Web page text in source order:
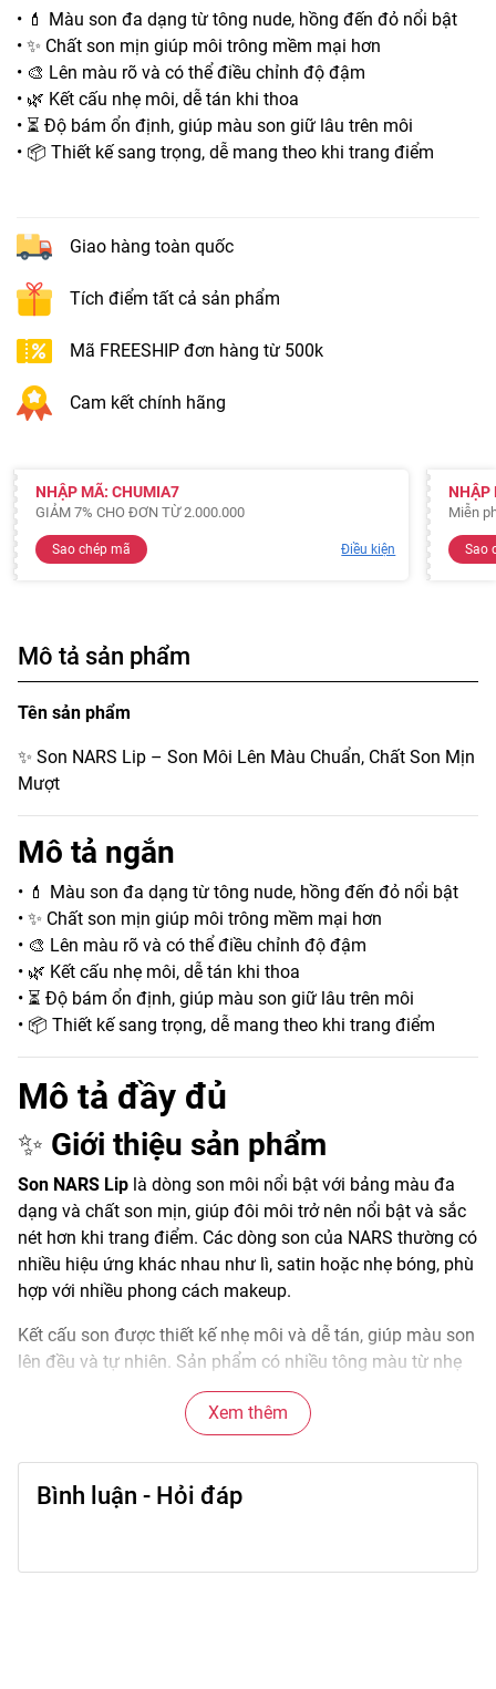
• 💄 Màu son đa dạng từ tông nude, hồng đến đỏ nổi bật
• ✨ Chất son mịn giúp môi trông mềm mại hơn
• 🎨 Lên màu rõ và có thể điều chỉnh độ đậm
• 🌿 Kết cấu nhẹ môi, dễ tán khi thoa
• ⏳ Độ bám ổn định, giúp màu son giữ lâu trên môi
• 📦 Thiết kế sang trọng, dễ mang theo khi trang điểm
Giao hàng toàn quốc
Tích điểm tất cả sản phẩm
Mã FREESHIP đơn hàng từ 500k
Cam kết chính hãng
NHẬP MÃ: CHUMIA7
GIẢM 7% CHO ĐƠN TỪ 2.000.000
Sao chép mã Điều kiện
NHẬP
Miễn
Sao
Mô tả sản phẩm
Tên sản phẩm
✨ Son NARS Lip – Son Môi Lên Màu Chuẩn, Chất Son Mịn
Mượt
Mô tả ngắn
• 💄 Màu son đa dạng từ tông nude, hồng đến đỏ nổi bật
• ✨ Chất son mịn giúp môi trông mềm mại hơn
• 🎨 Lên màu rõ và có thể điều chỉnh độ đậm
• 🌿 Kết cấu nhẹ môi, dễ tán khi thoa
• ⏳ Độ bám ổn định, giúp màu son giữ lâu trên môi
• 📦 Thiết kế sang trọng, dễ mang theo khi trang điểm
Mô tả đầy đủ
✨ Giới thiệu sản phẩm
Son NARS Lip là dòng son môi nổi bật với bảng màu đa
dạng và chất son mịn, giúp đôi môi trở nên nổi bật và sắc
nét hơn khi trang điểm. Các dòng son của NARS thường có
nhiều hiệu ứng khác nhau như lì, satin hoặc nhẹ bóng, phù
hợp với nhiều phong cách makeup.
Kết cấu son được thiết kế nhẹ môi và dễ tán, giúp màu son
lên đều và tự nhiên. Sản phẩm có nhiều tông màu từ nhẹ
nhàng đến nổi bật để người dùng dễ dàng lựa chọn theo
phong cách trang điểm của mình.
🌟Đặc điểm nổi bật
• Chất son mịn giúp thoa đều trên môi.
Xem thêm
Bình luận - Hỏi đáp